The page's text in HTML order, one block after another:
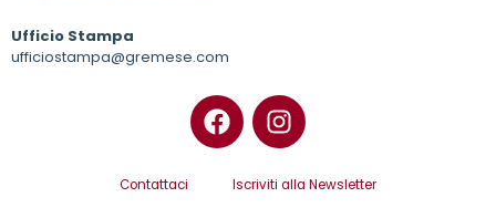
Ufficio Stampa
ufficiostampa@gremese.com
Contattaci Iscriviti alla Newsletter